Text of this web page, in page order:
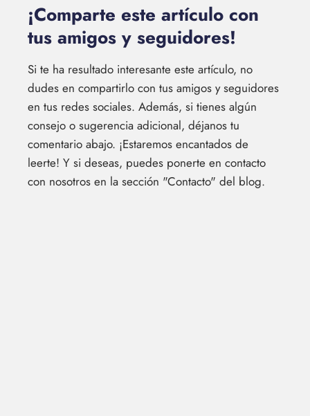
¡Comparte este artículo con
tus amigos y seguidores!
Si te ha resultado interesante este artículo, no
dudes en compartirlo con tus amigos y seguidores
en tus redes sociales. Además, si tienes algún
consejo o sugerencia adicional, déjanos tu
comentario abajo. ¡Estaremos encantados de
leerte! Y si deseas, puedes ponerte en contacto
con nosotros en la sección "Contacto" del blog.